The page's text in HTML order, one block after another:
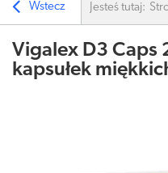
Wstecz Jesteś tutaj:
Vigalex D3 Caps
kapsułek